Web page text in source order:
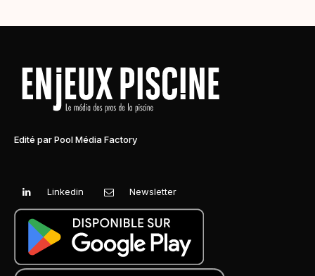
Edité par Pool Média Factory
Linkedin Newsletter